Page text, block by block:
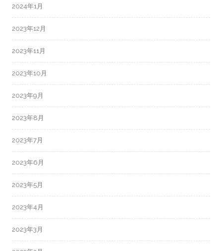
2024年1月
2023年12月
2023年11月
2023年10月
2023年9月
2023年8月
2023年7月
2023年6月
2023年5月
2023年4月
2023年3月